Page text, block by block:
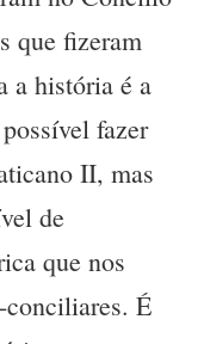
que fizeram
a história é a
fazer
II, mas
de
que nos
conciliares. É